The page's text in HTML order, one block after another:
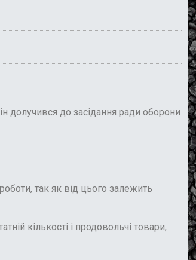
долучився до засідання ради оборони
так як від цього залежить
кількості і продовольчі товари,